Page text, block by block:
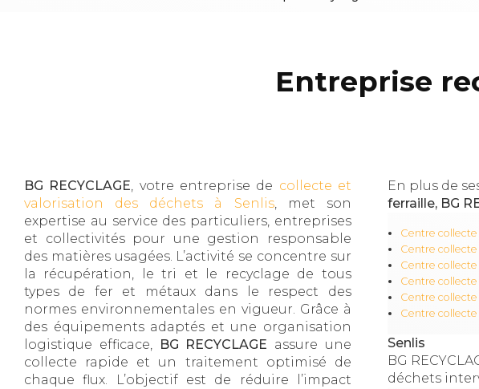
Entreprise
BG RECYCLAGE, votre entreprise de collecte et
valorisation des déchets à Senlis, met son
expertise au service des particuliers, entreprises
et collectivités pour une gestion responsable
des matières usagées. L’activité se concentre sur
la récupération, le tri et le recyclage de tous
types de fer et métaux dans le respect des
normes environnementales en vigueur. Grâce à
des équipements adaptés et une organisation
logistique efficace,
BG RECYCLAGE assure une
collecte rapide et un traitement optimisé de
chaque flux. L’objectif est de réduire l’impact
En plus de
ferraille, BG
Centre
Centre
Centre
Centre collecte
Centre
Centre
Senlis
BG
déchets